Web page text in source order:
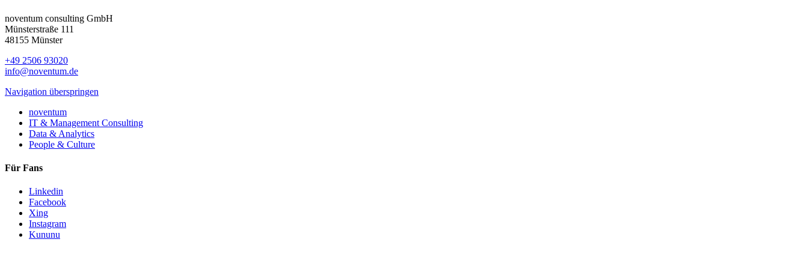
noventum consulting GmbH
Münsterstraße 111
48155 Münster
+49 2506 93020
info@noventum.de
Navigation überspringen
noventum
IT & Management Consulting
Data & Analytics
People & Culture
Für Fans
Linkedin
Facebook
Xing
Instagram
Kununu